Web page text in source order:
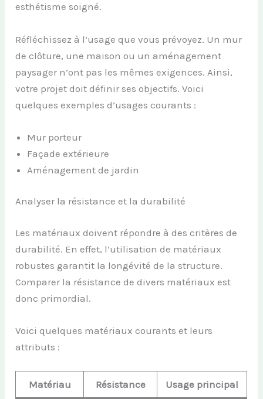
esthétisme soigné.
Réfléchissez à l’usage que vous prévoyez. Un mur
de clôture, une maison ou un aménagement
paysager n’ont pas les mêmes exigences. Ainsi,
votre projet doit définir ses objectifs. Voici
quelques exemples d’usages courants :
Mur porteur
Façade extérieure
Aménagement de jardin
Analyser la résistance et la durabilité
Les matériaux doivent répondre à des critères de
durabilité. En effet, l’utilisation de matériaux
robustes garantit la longévité de la structure.
Comparer la résistance de divers matériaux est
donc primordial.
Voici quelques matériaux courants et leurs
attributs :
Matériau Résistance Usage principal